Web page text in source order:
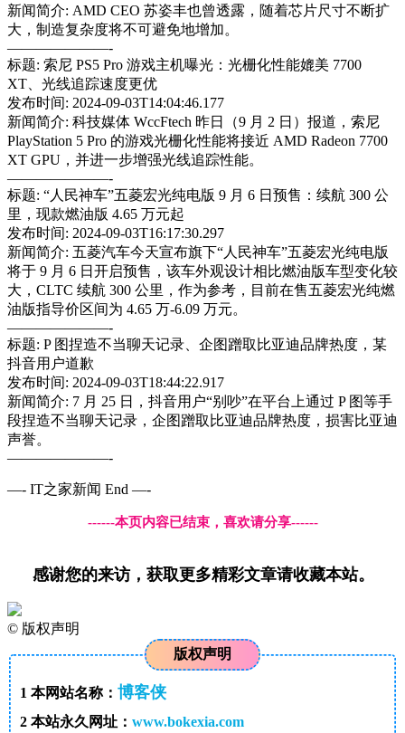
新闻简介: AMD CEO 苏姿丰也曾透露，随着芯片尺寸不断扩
大，制造复杂度将不可避免地增加。
———————-
标题: 索尼 PS5 Pro 游戏主机曝光：光栅化性能媲美 7700
XT、光线追踪速度更优
发布时间: 2024-09-03T14:04:46.177
新闻简介: 科技媒体 WccFtech 昨日（9 月 2 日）报道，索尼
PlayStation 5 Pro 的游戏光栅化性能将接近 AMD Radeon 7700
XT GPU，并进一步增强光线追踪性能。
———————-
标题: “人民神车”五菱宏光纯电版 9 月 6 日预售：续航 300 公
里，现款燃油版 4.65 万元起
发布时间: 2024-09-03T16:17:30.297
新闻简介: 五菱汽车今天宣布旗下“人民神车”五菱宏光纯电版
将于 9 月 6 日开启预售，该车外观设计相比燃油版车型变化较
大，CLTC 续航 300 公里，作为参考，目前在售五菱宏光纯燃
油版指导价区间为 4.65 万-6.09 万元。
———————-
标题: P 图捏造不当聊天记录、企图蹭取比亚迪品牌热度，某
抖音用户道歉
发布时间: 2024-09-03T18:44:22.917
新闻简介: 7 月 25 日，抖音用户“别吵”在平台上通过 P 图等手
段捏造不当聊天记录，企图蹭取比亚迪品牌热度，损害比亚迪
声誉。
———————-
—- IT之家新闻 End —-
------本页内容已结束，喜欢请分享------
感谢您的来访，获取更多精彩文章请收藏本站。
© 版权声明
版权声明
1 本网站名称： 博客侠
2本站永久网址： www.bokexia.com